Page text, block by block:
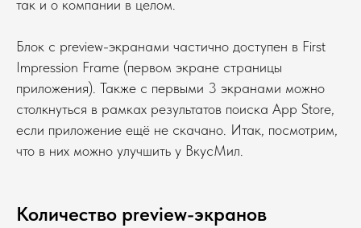
так и о компании в целом.
Блок с preview-экранами частично доступен в First
Impression Frame (первом экране страницы
приложения). Также с первыми 3 экранами можно
столкнуться в рамках результатов поиска App Store,
если приложение ещё не скачано. Итак, посмотрим,
что в них можно улучшить у ВкусМил.
Количество preview-экранов